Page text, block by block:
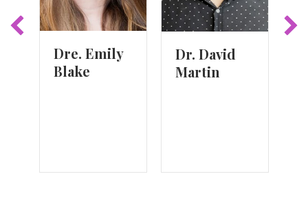
Dre. Emily
Blake
Dr. David
Martin